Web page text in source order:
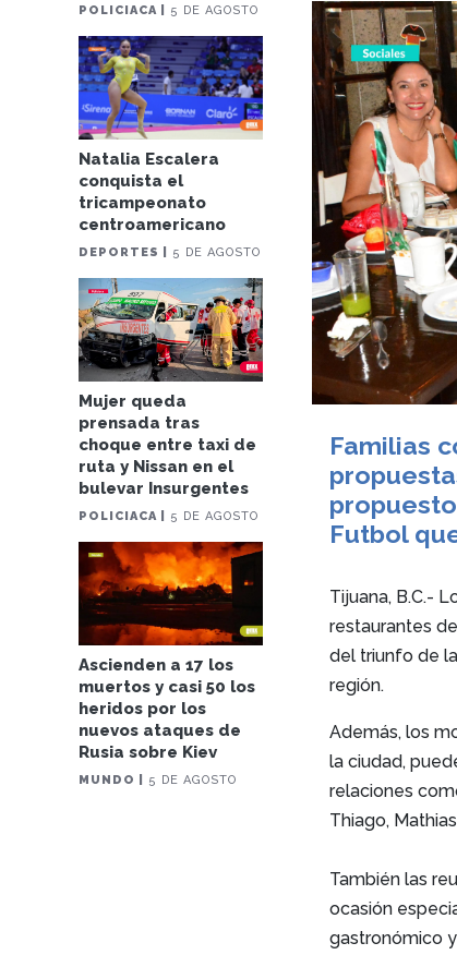
POLICIACA | 5 DE AGOSTO
Natalia Escalera
conquista el
tricampeonato
centroamericano
DEPORTES | 5 DE AGOSTO
Mujer queda
prensada tras
choque entre taxi de
ruta y Nissan en el
bulevar Insurgentes
POLICIACA | 5 DE AGOSTO
Ascienden a 17 los
muertos y casi 50 los
heridos por los
nuevos ataques de
Rusia sobre Kiev
MUNDO | 5 DE AGOSTO
Familias
Futbol
Tijuana, B.C.-
restaurantes
del triunfo de
región.
Además, los
la ciudad,
relaciones
Thiago,
También las
ocasión
gastronómico